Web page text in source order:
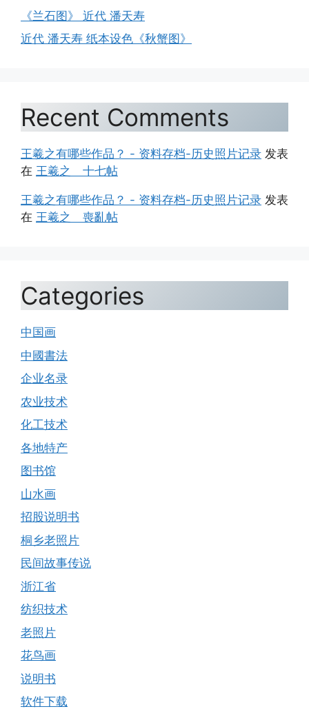
《兰石图》 近代 潘天寿
近代 潘天寿 纸本设色《秋蟹图》
Recent Comments
王羲之有哪些作品？ - 资料存档-历史照片记录 发表
在 王羲之 十七帖
王羲之有哪些作品？ - 资料存档-历史照片记录 发表
在 王羲之 喪亂帖
Categories
中国画
中國書法
企业名录
农业技术
化工技术
各地特产
图书馆
山水画
招股说明书
桐乡老照片
民间故事传说
浙江省
纺织技术
老照片
花鸟画
说明书
软件下载